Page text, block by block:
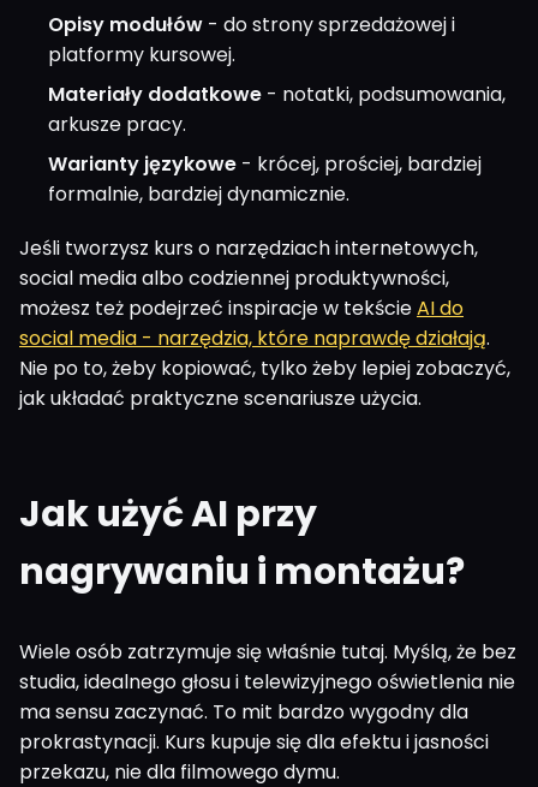
Opisy modułów - do strony sprzedażowej i
platformy kursowej.
Materiały dodatkowe - notatki, podsumowania,
arkusze pracy.
Warianty językowe - krócej, prościej, bardziej
formalnie, bardziej dynamicznie.
Jeśli tworzysz kurs o narzędziach internetowych,
social media albo codziennej produktywności,
możesz też podejrzeć inspiracje w tekścieAI do
social media - narzędzia, które naprawdę działają.
Nie po to, żeby kopiować, tylko żeby lepiej zobaczyć,
jak układać praktyczne scenariusze użycia.
Jak użyć AI przy
nagrywaniu i montażu?
Wiele osób zatrzymuje się właśnie tutaj. Myślą, że bez
studia, idealnego głosu i telewizyjnego oświetlenia nie
ma sensu zaczynać. To mit bardzo wygodny dla
prokrastynacji. Kurs kupuje się dla efektu i jasności
przekazu, nie dla filmowego dymu.